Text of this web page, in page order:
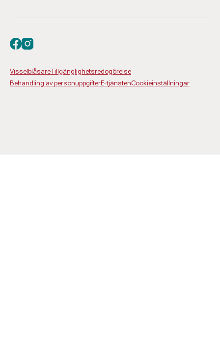
VisselblåsareTillgänglighetsredogörelse
Behandling av personuppgifterE-tjänstenCookieinställningar
Besök oss på facebook
Besök oss på instagram